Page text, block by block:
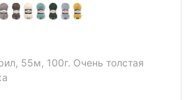
55м, 100г. Очень толстая